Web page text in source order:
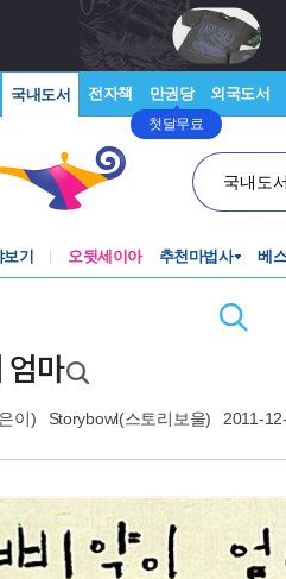
국내도서 전자책 만권당
첫달무료
외국도서
국내도
기 오뒷세이아 추천마법사 베
엄마
이) Storybowl(스토리보울) 2011-